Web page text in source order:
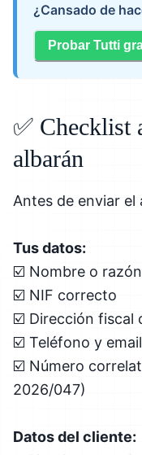
¿Cansado de
Probar Tutti
✅ Checklist
albarán
Antes de enviar el
Tus datos:
☑️ Nombre o
☑️ NIF correcto
☑️ Dirección fiscal
☑️ Teléfono y
☑️ Número
2026/047)
Datos del cliente: